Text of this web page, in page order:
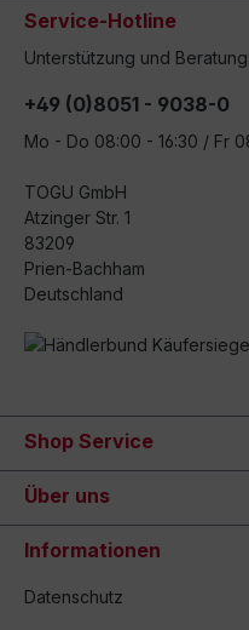
Service-Hotline
Unterstützung und
+49 (0)8051 - 9038-0
Mo - Do 08:00 - 16:30 / Fr
TOGU GmbH
Atzinger Str. 1
83209
Prien-Bachham
Deutschland
Shop Service
Über uns
Informationen
Datenschutz